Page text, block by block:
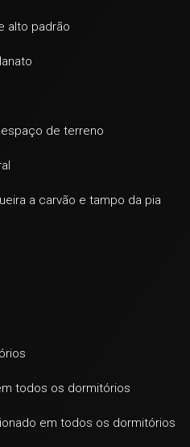
alto padrão
de terreno
a carvão e tampo da pia
todos os dormitórios
em todos os dormitórios